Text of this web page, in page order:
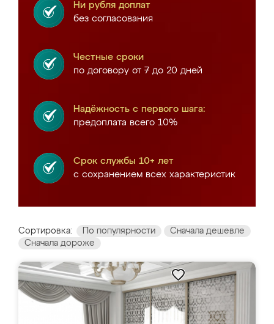
Ни рубля доплат
без согласования
Честные сроки
по договору от 7 до 20 дней
Надёжность с первого шага:
предоплата всего 10%
Срок службы 10+ лет
с сохранением всех характеристик
Сортировка: По популярности
Сначала дешевле
Сначала дороже